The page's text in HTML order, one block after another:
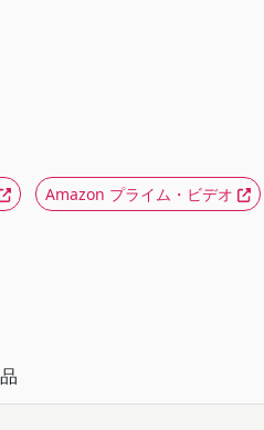
Amazon プライム・ビデオ